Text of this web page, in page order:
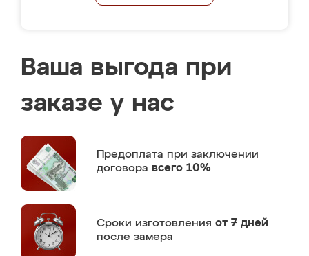
Ваша выгода при
заказе у нас
Предоплата при заключении
договора всего 10%
Сроки изготовления от 7 дней
после замера